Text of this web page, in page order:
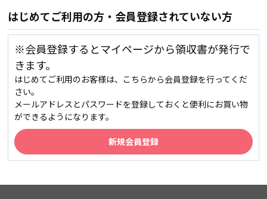
はじめてご利用の方・会員登録されていない方
※会員登録するとマイページから領収書が発行で
きます。
はじめてご利用のお客様は、こちらから会員登録を行ってくだ
さい。
メールアドレスとパスワードを登録しておくと便利にお買い物
ができるようになります。